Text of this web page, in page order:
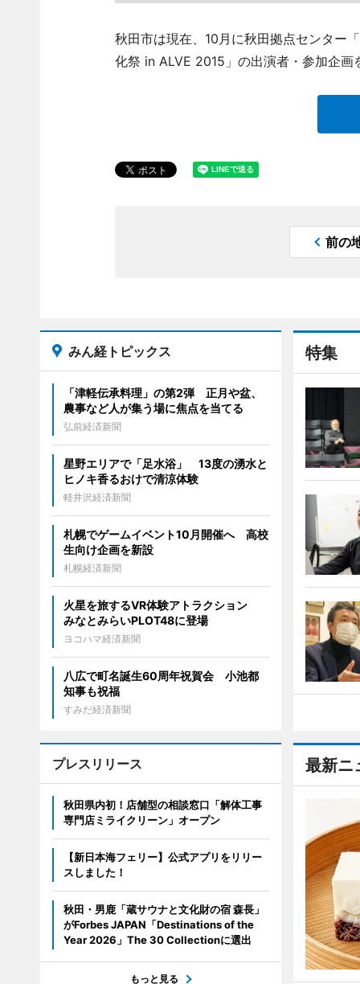
秋田市は現在、10月に秋田拠点センター
化祭 in ALVE 2015」の出演者・参加企画
前の
特集
最新ニ
みん経トピックス
「津軽伝承料理」の第2弾 正月や盆、
農事など人が集う場に焦点を当てる
弘前経済新聞
星野エリアで「足水浴」 13度の湧水と
ヒノキ香るおけで清涼体験
軽井沢経済新聞
札幌でゲームイベント10月開催へ 高校
生向け企画を新設
札幌経済新聞
火星を旅するVR体験アトラクション
みなとみらいPLOT48に登場
ヨコハマ経済新聞
八広で町名誕生60周年祝賀会 小池都
知事も祝福
すみだ経済新聞
プレスリリース
秋田県内初！店舗型の相談窓口「解体工事
専門店ミライクリーン」オープン
【新日本海フェリー】公式アプリをリリー
スしました！
秋田・男鹿「蔵サウナと文化財の宿 森長」
がForbes JAPAN「Destinations of the
Year 2026」The 30 Collectionに選出
もっと見る